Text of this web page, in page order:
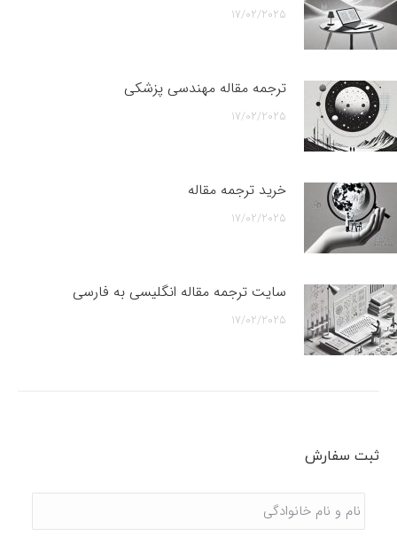
17/02/2025
ترجمه مقاله مهندسی پزشکی
17/02/2025
خرید ترجمه مقاله
17/02/2025
سایت ترجمه مقاله انگلیسی به فارسی
17/02/2025
ثبت سفارش
نام
و